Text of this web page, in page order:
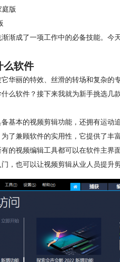
庭版
渐成了一项工作中的必备技能。
么软件
华丽的特效、丝滑的转场和复杂
么软件？接下来我就为新手挑选几款
基本的视频剪辑功能，还拥有运动
了兼顾软件的实用性，它提供了
的视频编辑工具都可以在软件主
门，也可以让视频剪辑从业人员提升